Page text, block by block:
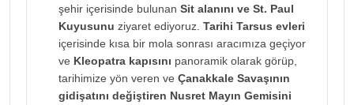
şehir içerisinde bulunan Sit alanını ve St. Paul
Kuyusunu ziyaret ediyoruz. Tarihi Tarsus evleri
içerisinde kısa bir mola sonrası aracımıza geçiyor
ve Kleopatra kapısını panoramik olarak görüp,
tarihimize yön veren ve Çanakkale Savaşının
gidişatını değiştiren Nusret Mayın Gemisini